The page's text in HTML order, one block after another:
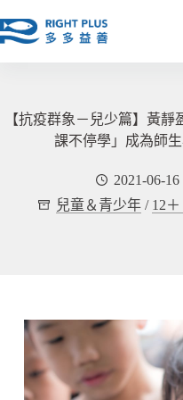
至
【抗疫群象－兒少篇】黃
課不停學」成為師
2021-06-16
兒童＆青少年/ 12